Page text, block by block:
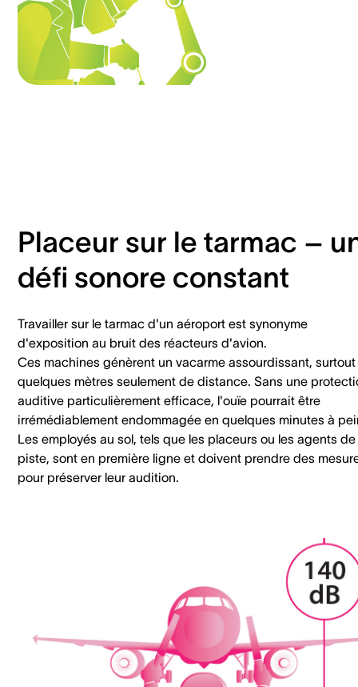
Placeur sur le tarmac –
défi sonore constant
Travailler sur le tarmac d'un aéroport est synonyme
d'exposition au bruit des réacteurs d'avion.
Ces machines génèrent un vacarme assourdissant, surtout
quelques mètres seulement de distance. Sans une
auditive particulièrement efficace, l'ouïe pourrait être
irrémédiablement endommagée en quelques minutes à
Les employés au sol, tels que les placeurs ou les agents de
piste, sont en première ligne et doivent prendre des
pour préserver leur audition.